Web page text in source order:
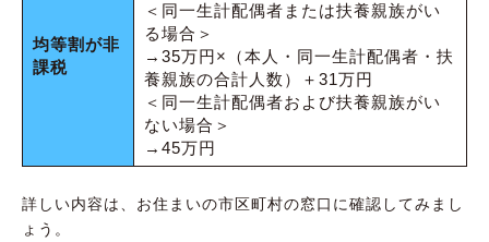
均等割が非
課税
＜同一生計配偶者または扶養親族がい
る場合＞
→35万円×（本人・同一生計配偶者・扶
養親族の合計人数）＋31万円
＜同一生計配偶者および扶養親族がい
ない場合＞
→45万円
詳しい内容は、お住まいの市区町村の窓口に確認してみまし
ょう。